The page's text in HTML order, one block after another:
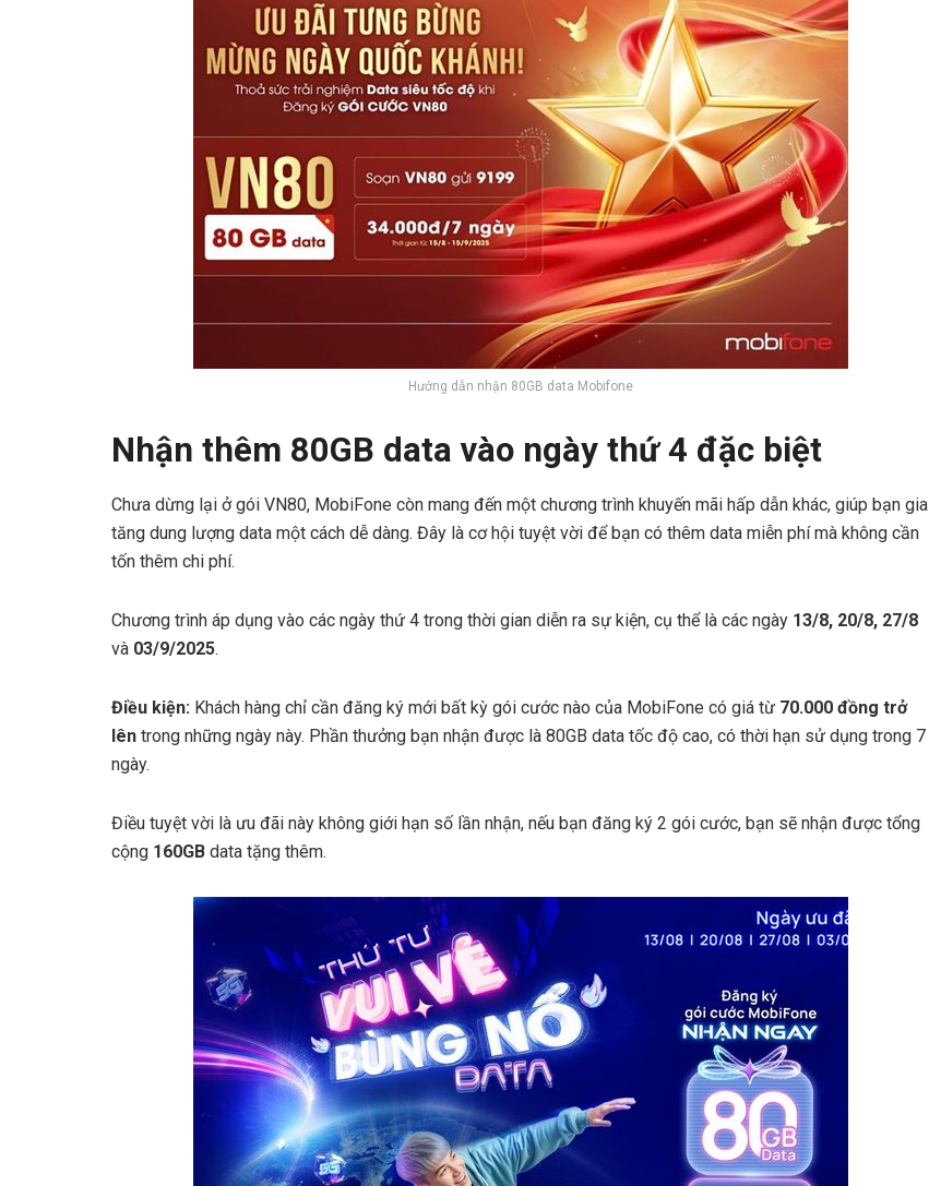
Hướng dẫn nhận 80GB data Mobifone
Nhận thêm 80GB data vào ngày thứ 4 đặc biệt
Chưa dừng lại ở gói VN80, MobiFone còn mang đến một chương trình khuyến mãi hấp dẫn khác, giúp bạn gia
tăng dung lượng data một cách dễ dàng. Đây là cơ hội tuyệt vời để bạn có thêm data miễn phí mà không cần
tốn thêm chi phí.
Chương trình áp dụng vào các ngày thứ 4 trong thời gian diễn ra sự kiện, cụ thể là các ngày 13/8, 20/8, 27/8
và 03/9/2025.
Điều kiện: Khách hàng chỉ cần đăng ký mới bất kỳ gói cước nào của MobiFone có giá từ 70.000 đồng trở
lên trong những ngày này. Phần thưởng bạn nhận được là 80GB data tốc độ cao, có thời hạn sử dụng trong 7
ngày.
Điều tuyệt vời là ưu đãi này không giới hạn số lần nhận, nếu bạn đăng ký 2 gói cước, bạn sẽ nhận được tổng
cộng 160GB data tặng thêm.